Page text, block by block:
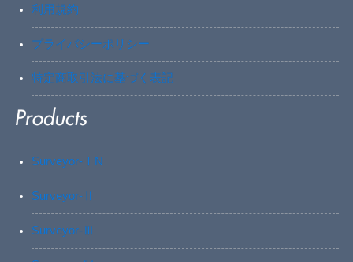
利用規約
プライバシーポリシー
特定商取引法に基づく表記
Surveyor-ⅠN
Surveyor-Ⅱ
Surveyor-Ⅲ